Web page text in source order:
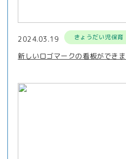
2024.03.19 きょうだい児保育
新しいロゴマークの看板ができ